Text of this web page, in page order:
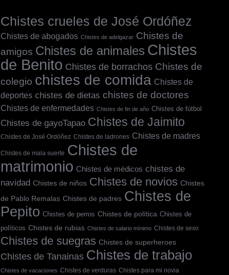
Chistes crueles de José Ordóñez
Chistes de abogados Chistes de adelgazar Chistes de
amigos Chistes de animales Chistes
de Benito Chistes de borrachos Chistes de
colegio chistes de comida Chistes de
deportes chistes de dietas chistes de doctores
Chistes de enfermedades Chistes de fin de año Chistes de fútbol
Chistes de gayoTapao Chistes de Jaimito
Chistes de José Ordóñez Chistes de ladrones Chistes de madres
Chistes de mala suerte Chistes de
matrimonio Chistes de médicos chistes de
navidad Chistes de niños Chistes de novios Chistes
de Pablo Remalas Chistes de padres Chistes de
Pepito Chistes de perros Chistes de política Chistes de
políticos Chistes de rubias Chistes de salario mínimo Chistes de sexo
Chistes de suegras Chistes de superheroes
Chistes de Tanainas Chistes de trabajo
Chistes de vacaciones Chistes de verduras Chistes para mi novia